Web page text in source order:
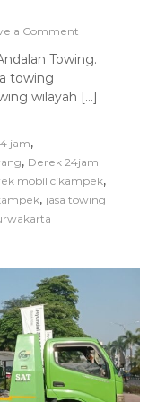
T
r
b
k
a Commento
D
R
I
M
L
A
Y
A
N
A
N
Towing.
towing
wilayah […]
jam,
, Derek 24jam
mobil cikampek,
, jasa towing